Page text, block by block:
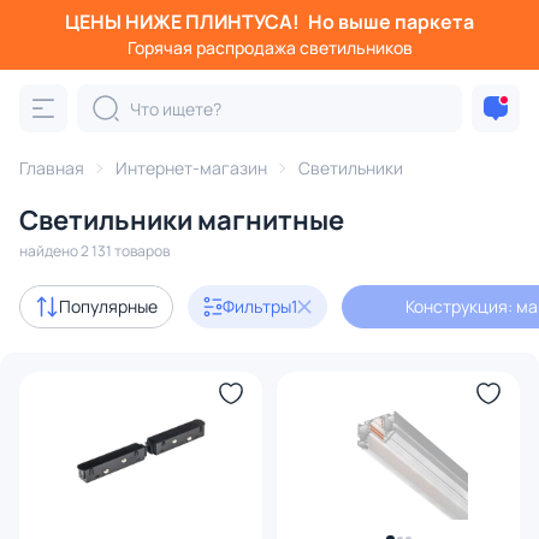
ЦЕНЫ НИЖЕ ПЛИНТУСА! Но выше паркета
Горячая распродажа светильников
Главная Интернет-магазин Светильники
Светильники магнитные
найдено 2 131 товаров
Популярные Фильтры1 Конструкция:
Фильтры
Категория:
Люстры Подвесные светильники
Акции 170
Доставка